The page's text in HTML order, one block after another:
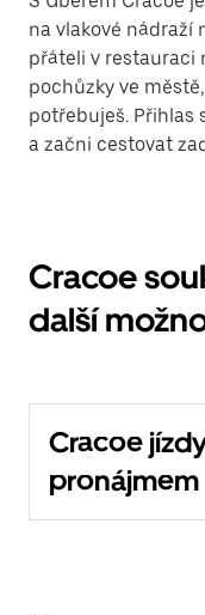
na vlakové nádraží
přáteli v restauraci
pochůzky ve
potřebuješ. Přihlas
a začni cestovat
Cracoe
další
Cracoe
pronájmem